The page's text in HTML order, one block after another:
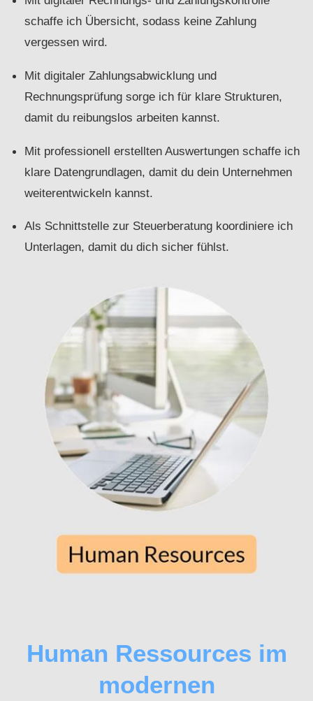
schaffe ich Übersicht, sodass keine Zahlung
vergessen wird.
Mit digitaler Zahlungsabwicklung und
Rechnungsprüfung sorge ich für klare Strukturen,
damit du reibungslos arbeiten kannst.
Mit professionell erstellten Auswertungen schaffe ich
klare Datengrundlagen, damit du dein Unternehmen
weiterentwickeln kannst.
Als Schnittstelle zur Steuerberatung koordiniere ich
Unterlagen, damit du dich sicher fühlst.
Human Ressources im
modernen